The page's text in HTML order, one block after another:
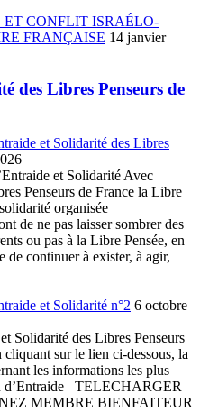
CONFLIT ISRAÉLO-
FRANÇAISE 14 janvier
des Libres Penseurs de
et Solidarité des Libres
et Solidarité Avec
Penseurs de France la Libre
organisée
de ne pas laisser sombrer des
ou pas à la Libre Pensée, en
continuer à exister, à agir,
et Solidarité n°2 6 octobre
Solidarité des Libres Penseurs
sur le lien ci-dessous, la
les informations les plus
d’Entraide TELECHARGER
MEMBRE BIENFAITEUR